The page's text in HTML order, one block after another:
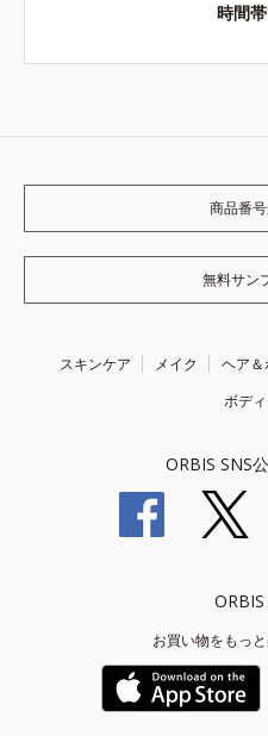
時間帯
商品番
無料サン
スキンケア メイク ヘア＆
ボデ
ORBIS SNS
お買い物をもっ